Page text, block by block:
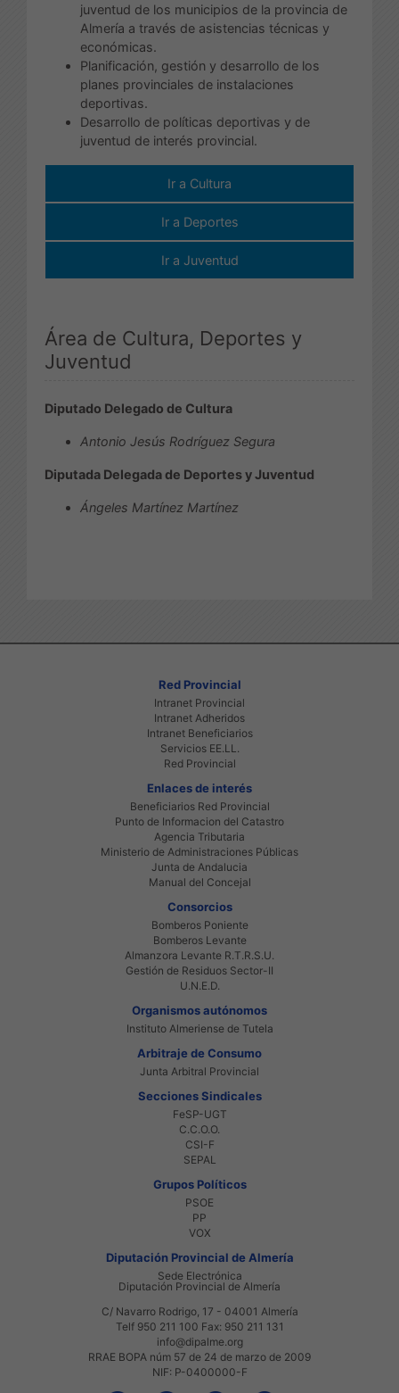
juventud de los municipios de la provincia de
Almería a través de asistencias técnicas y
económicas.
Planificación, gestión y desarrollo de los
planes provinciales de instalaciones
deportivas.
Desarrollo de políticas deportivas y de
juventud de interés provincial.
Ir a Cultura
Ir a Deportes
Ir a Juventud
Área de Cultura, Deportes y
Juventud
Diputado Delegado de Cultura
Antonio Jesús Rodríguez Segura
Diputada Delegada de Deportes y Juventud
Ángeles Martínez Martínez
Red Provincial
Intranet Provincial
Intranet Adheridos
Intranet Beneficiarios
Servicios EE.LL.
Red Provincial
Enlaces de interés
Beneficiarios Red Provincial
Punto de Informacion del Catastro
Agencia Tributaria
Ministerio de Administraciones Públicas
Junta de Andalucia
Manual del Concejal
Consorcios
Bomberos Poniente
Bomberos Levante
Almanzora Levante R.T.R.S.U.
Gestión de Residuos Sector-II
U.N.E.D.
Organismos autónomos
Instituto Almeriense de Tutela
Arbitraje de Consumo
Junta Arbitral Provincial
Secciones Sindicales
FeSP-UGT
C.C.O.O.
CSI-F
SEPAL
Grupos Políticos
PSOE
PP
VOX
Diputación Provincial de Almería
Sede Electrónica
Diputación Provincial de Almería
C/ Navarro Rodrigo, 17 - 04001 Almería
Telf 950 211 100 Fax: 950 211 131
info@dipalme.org
RRAE BOPA núm 57 de 24 de marzo de 2009
NIF: P-0400000-F